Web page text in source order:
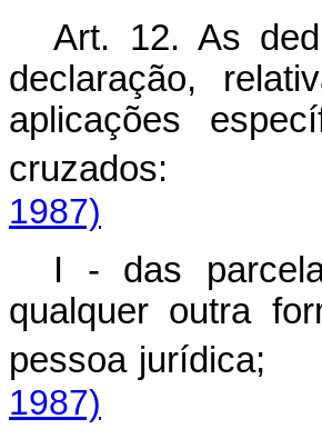
Art. 12. As
declaração,
aplicações
1987)
I - das
qualquer outra
pessoa jurídica;
1987)